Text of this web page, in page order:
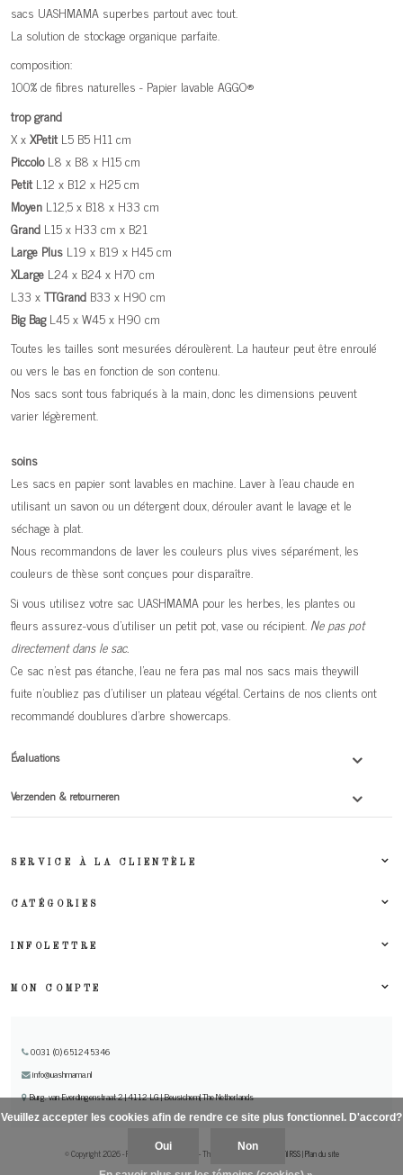
sacs UASHMAMA superbes partout avec tout.
La solution de stockage organique parfaite.
composition:
100% de fibres naturelles - Papier lavable AGGO®
trop grand
X xXPetit L5 B5 H11 cm
PiccoloL8 x B8 x H15 cm
Petit L12 x B12 x H25 cm
Moyen L12,5 x B18 x H33 cm
Grand L15 x H33 cm x B21
Large Plus L19 x B19 x H45 cm
XLarge L24 x B24 x H70 cm
L33 xTTGrand B33 x H90 cm
Big BagL45 x W45 x H90 cm
Toutes les tailles sont mesurées déroulèrent. La hauteur peut être enroulé
ou vers le bas en fonction de son contenu.
Nos sacs sont tous fabriqués à la main, donc les dimensions peuvent
varier légèrement.
soins
Les sacs en papier sont lavables en machine. Laver à l'eau chaude en
utilisant un savon ou un détergent doux, dérouler avant le lavage et le
séchage à plat.
Nous recommandons de laver les couleurs plus vives séparément, les
couleurs de thèse sont conçues pour disparaître.
Si vous utilisez votre sac UASHMAMA pour les herbes, les plantes ou
fleurs assurez-vous d'utiliser un petit pot, vase ou récipient. Ne pas pot
directement dans le sac.
Ce sac n'est pas étanche, l'eau ne fera pas mal nos sacs mais theywill
fuite n'oubliez pas d'utiliser un plateau végétal. Certains de nos clients ont
recommandé doublures d'arbre showercaps.
Évaluations
Verzenden & retourneren
SERVICE À LA CLIENTÈLE
CATÉGORIES
INFOLETTRE
MON COMPTE
0031 (0) 651245346
info@uashmama.nl
Burg. van Everdingenstraat 2 | 4112 LG | Beusichem| The Netherlands
© Copyright 2026 - Powered byLightspeed - Theme By DMWSx Fil RSS|Plan du site
Veuillez accepter les cookies afin de rendre ce site plus fonctionnel. D'accord?
Oui Non